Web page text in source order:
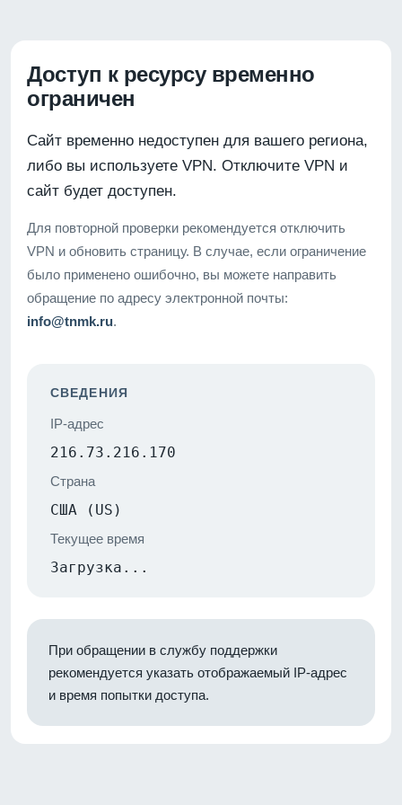
Доступ к ресурсу временно
ограничен
Сайт временно недоступен для вашего региона,
либо вы используете VPN. Отключите VPN и
сайт будет доступен.
Для повторной проверки рекомендуется отключить
VPN и обновить страницу. В случае, если ограничение
было применено ошибочно, вы можете направить
обращение по адресу электронной почты:
info@tnmk.ru.
СВЕДЕНИЯ
IP-адрес
216.73.216.170
Страна
США (US)
Текущее время
Загрузка...
При обращении в службу поддержки
рекомендуется указать отображаемый IP-адрес
и время попытки доступа.